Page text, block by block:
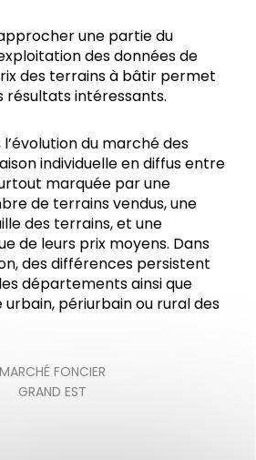
une partie du
des données de
des terrains à bâtir permet
résultats intéressants.
l’évolution du marché des
individuelle en diffus entre
marquée par une
de terrains vendus, une
des terrains, et une
de leurs prix moyens. Dans
des différences persistent
départements ainsi que
périurbain ou rural des
MARCHÉ FONCIER
GRAND EST